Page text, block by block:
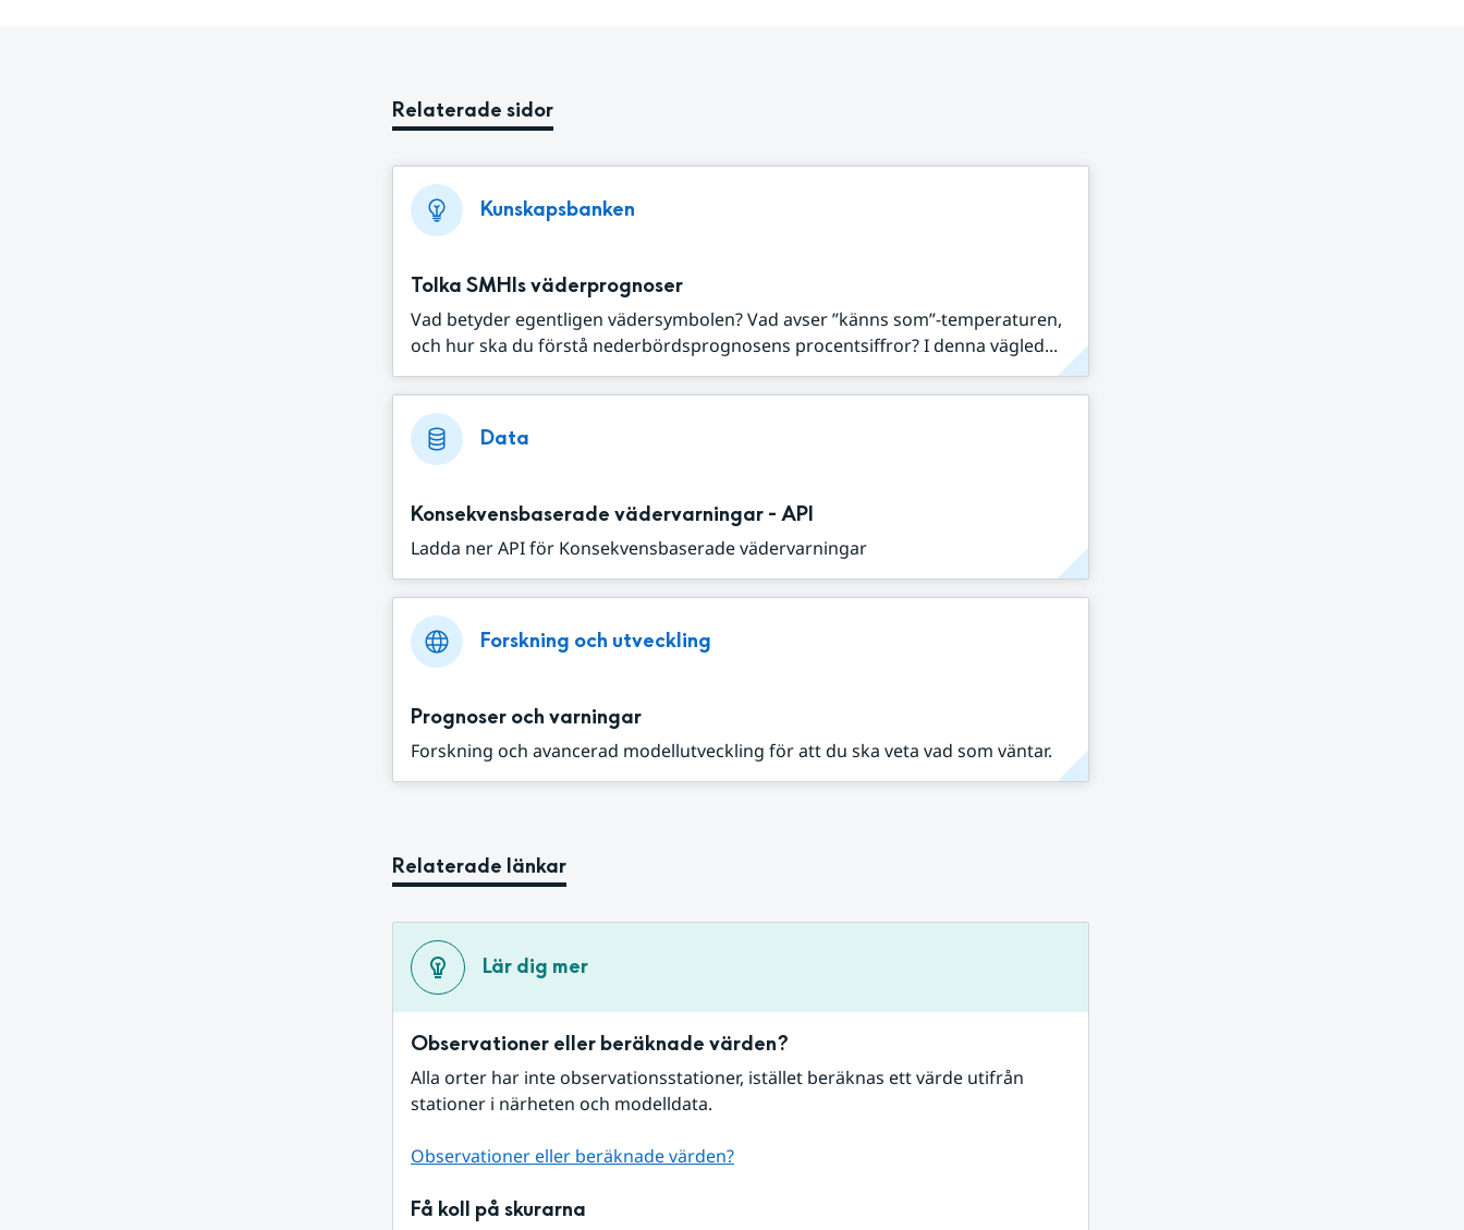
Relaterade sidor
Kunskapsbanken
Tolka SMHIs väderprognoser
Vad betyder egentligen vädersymbolen? Vad avser ”känns som”-temperaturen,
och hur ska du förstå nederbördsprognosens procentsiffror? I denna vägled...
Data
Konsekvensbaserade vädervarningar - API
Ladda ner API för Konsekvensbaserade vädervarningar
Forskning och utveckling
Prognoser och varningar
Forskning och avancerad modellutveckling för att du ska veta vad som väntar.
Relaterade länkar
Lär dig mer
Observationer eller beräknade värden?
Alla orter har inte observationsstationer, istället beräknas ett värde utifrån
stationer i närheten och modelldata.
Observationer eller beräknade värden?
Få koll på skurarna